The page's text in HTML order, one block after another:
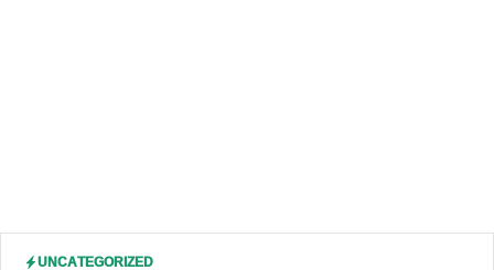
UNCATEGORIZED